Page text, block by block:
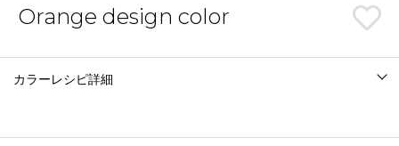
Orange design color
カラーレシピ詳細